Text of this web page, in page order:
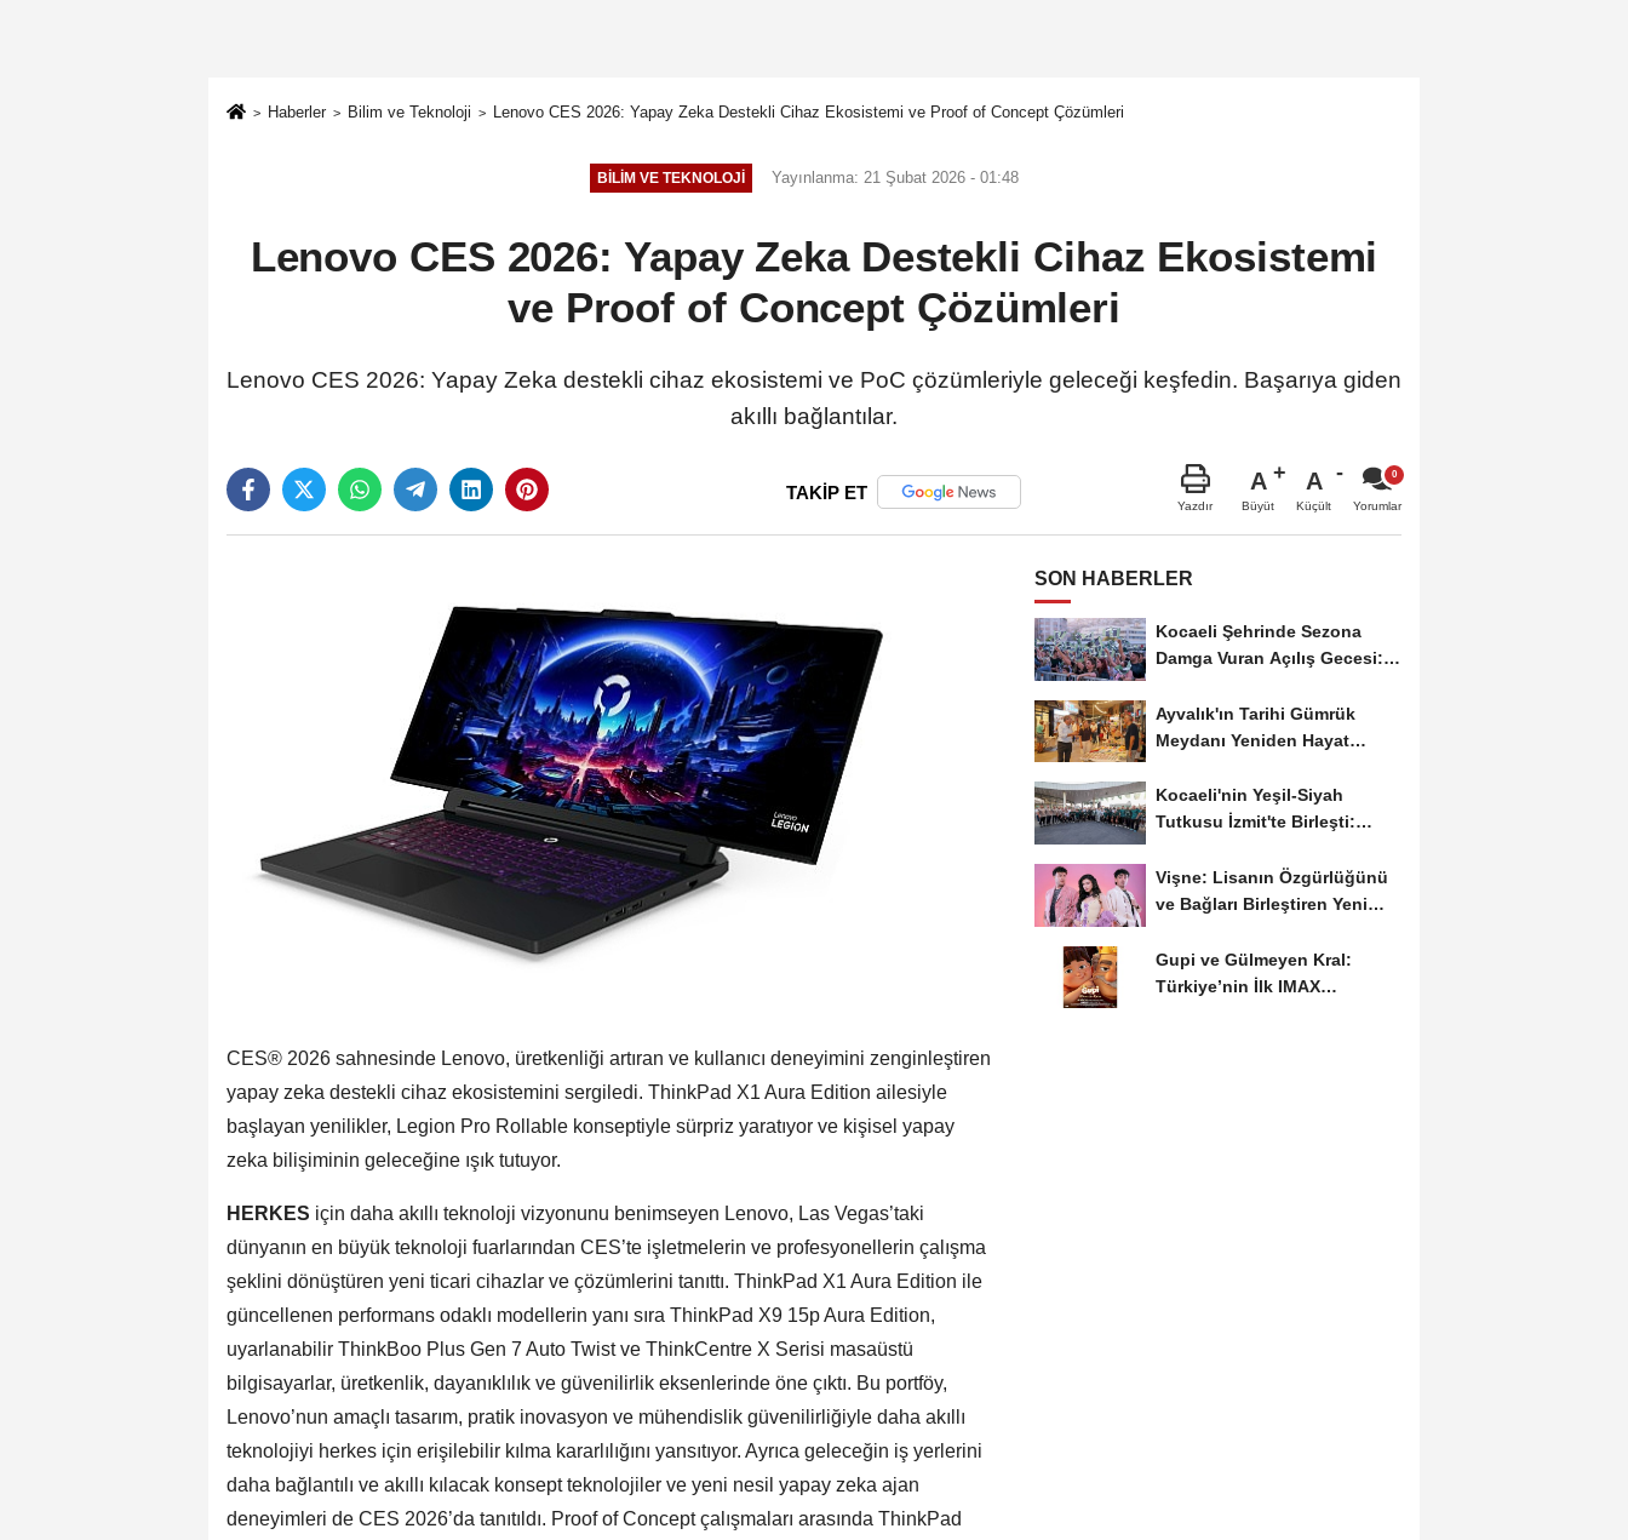
Haberler Bilim ve Teknoloji Lenovo CES 2026: Yapay Zeka Destekli Cihaz Ekosistemi ve Proof of Concept Çözümleri
BILIM VE TEKNOLOJI Yayınlanma: 21 Şubat 2026 - 01:48
Lenovo CES 2026: Yapay Zeka Destekli Cihaz Ekosistemi
ve Proof of Concept Çözümleri
Lenovo CES 2026: Yapay Zeka destekli cihaz ekosistemi ve PoC çözümleriyle geleceği keşfedin. Başarıya giden
akıllı bağlantılar.
TAKİP ET
Yazdır
A
Büyüt
A
Küçült Yorumlar
CES® 2026 sahnesinde Lenovo, üretkenliği artıran ve kullanıcı deneyimini zenginleştiren
yapay zeka destekli cihaz ekosistemini sergiledi. ThinkPad X1 Aura Edition ailesiyle
başlayan yenilikler, Legion Pro Rollable konseptiyle sürpriz yaratıyor ve kişisel yapay
zeka bilişiminin geleceğine ışık tutuyor.
HERKES için daha akıllı teknoloji vizyonunu benimseyen Lenovo, Las Vegas’taki
dünyanın en büyük teknoloji fuarlarından CES’te işletmelerin ve profesyonellerin çalışma
şeklini dönüştüren yeni ticari cihazlar ve çözümlerini tanıttı. ThinkPad X1 Aura Edition ile
güncellenen performans odaklı modellerin yanı sıra ThinkPad X9 15p Aura Edition,
uyarlanabilir ThinkBoo Plus Gen 7 Auto Twist ve ThinkCentre X Serisi masaüstü
bilgisayarlar, üretkenlik, dayanıklılık ve güvenilirlik eksenlerinde öne çıktı. Bu portföy,
Lenovo’nun amaçlı tasarım, pratik inovasyon ve mühendislik güvenilirliğiyle daha akıllı
teknolojiyi herkes için erişilebilir kılma kararlılığını yansıtıyor. Ayrıca geleceğin iş yerlerini
daha bağlantılı ve akıllı kılacak konsept teknolojiler ve yeni nesil yapay zeka ajan
deneyimleri de CES 2026’da tanıtıldı. Proof of Concept çalışmaları arasında ThinkPad
SON HABERLER
Kocaeli Şehrinde Sezona
Damga Vuran Açılış Gecesi:
Ayvalık'ın Tarihi Gümrük
Meydanı Yeniden Hayat
Kocaeli'nin Yeşil-Siyah
Tutkusu İzmit'te Birleşti:
Vişne: Lisanın Özgürlüğünü
ve Bağları Birleştiren Yeni
Gupi ve Gülmeyen Kral:
Türkiye’nin İlk IMAX